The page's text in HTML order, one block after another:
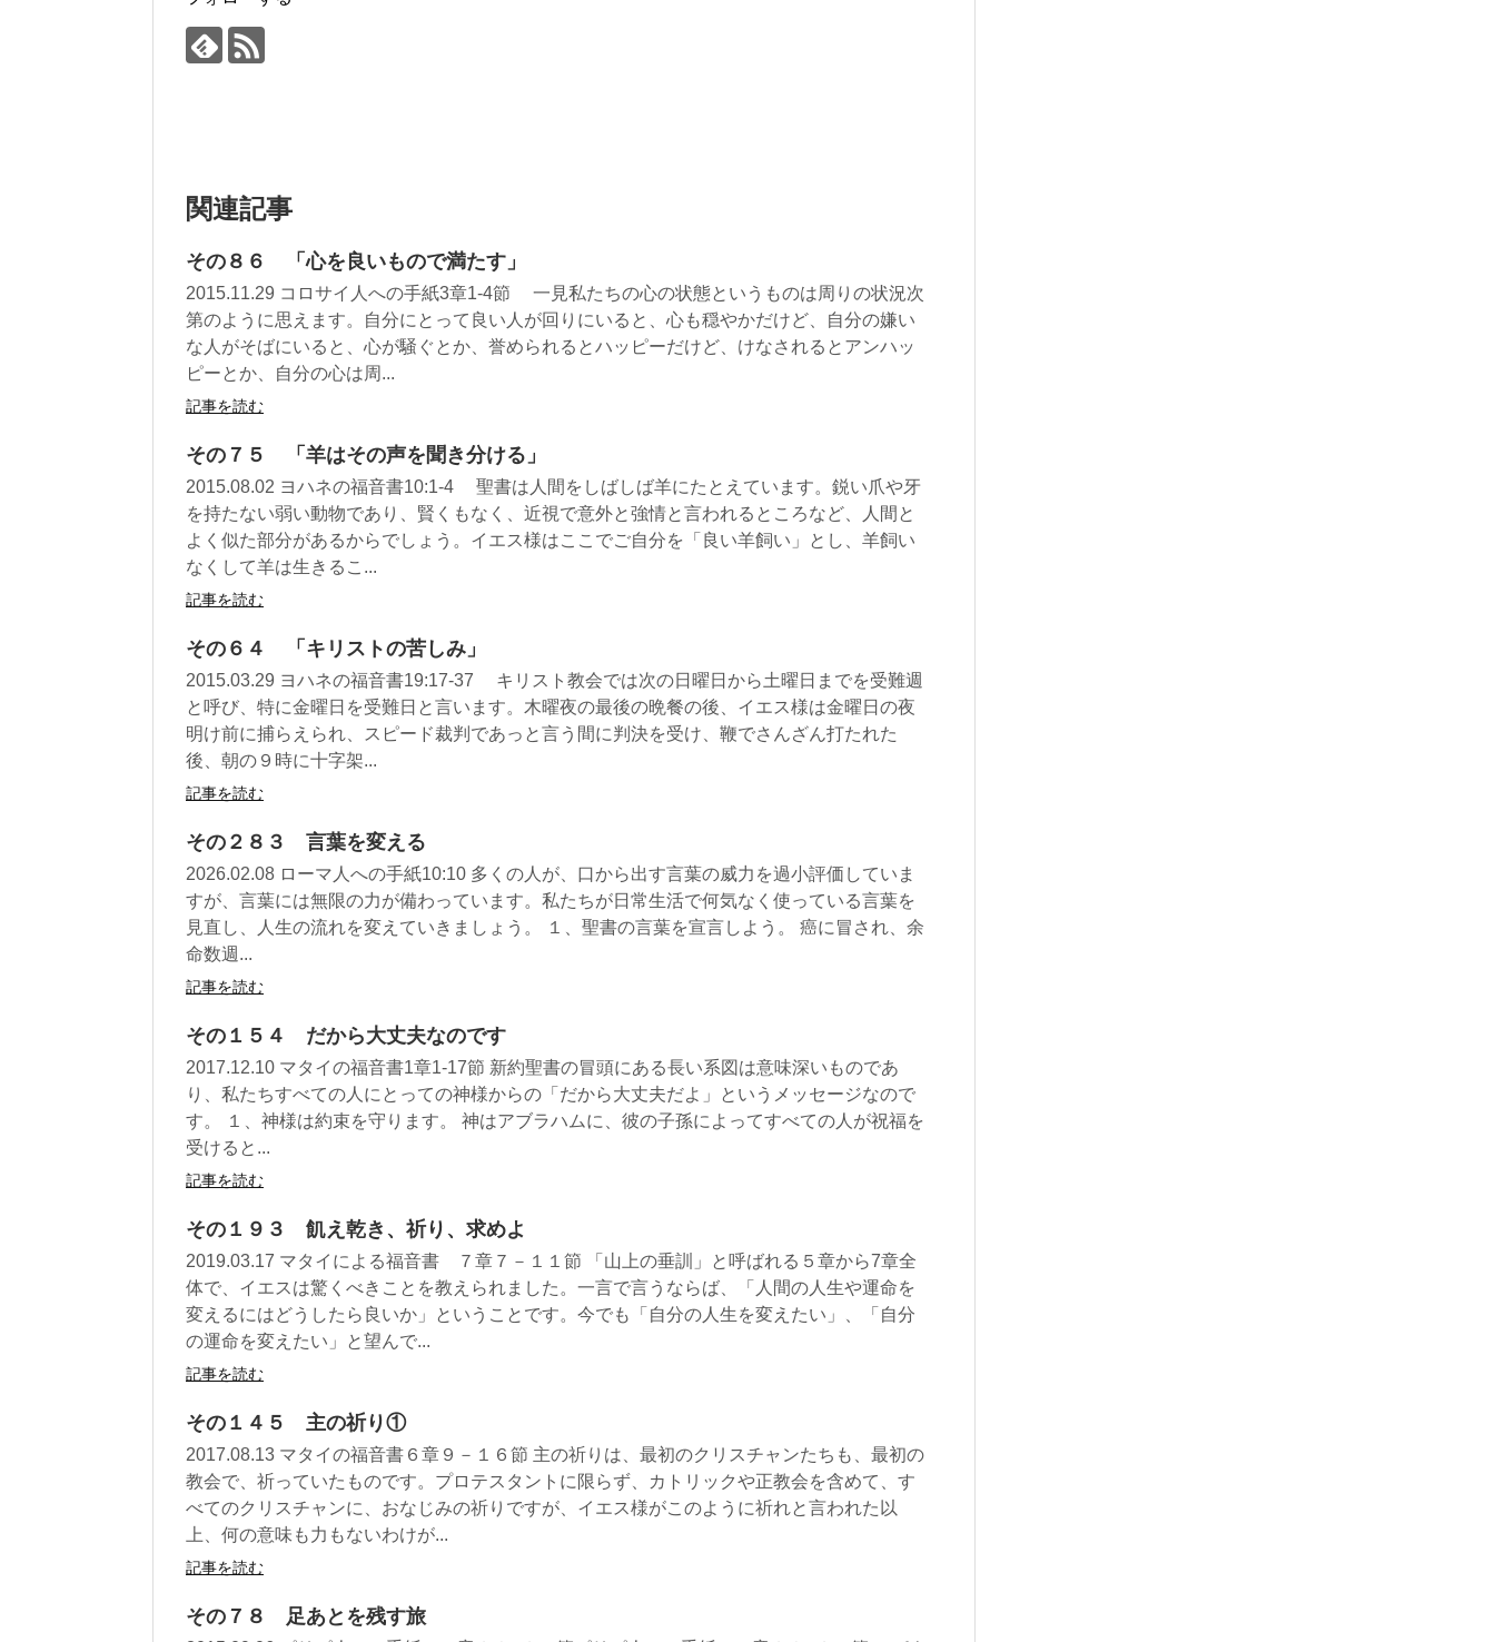
関連記事
その８６ 「心を良いもので満たす」
2015.11.29 コロサイ人への手紙3章1-4節 一見私たちの心の状態というものは周りの状況次
第のように思えます。自分にとって良い人が回りにいると、心も穏やかだけど、自分の嫌い
な人がそばにいると、心が騒ぐとか、誉められるとハッピーだけど、けなされるとアンハッ
ピーとか、自分の心は周...
記事を読む
その７５ 「羊はその声を聞き分ける」
2015.08.02 ヨハネの福音書10:1-4 聖書は人間をしばしば羊にたとえています。鋭い爪や牙
を持たない弱い動物であり、賢くもなく、近視で意外と強情と言われるところなど、人間と
よく似た部分があるからでしょう。イエス様はここでご自分を「良い羊飼い」とし、羊飼い
なくして羊は生きるこ...
記事を読む
その６４ 「キリストの苦しみ」
2015.03.29 ヨハネの福音書19:17-37 キリスト教会では次の日曜日から土曜日までを受難週
と呼び、特に金曜日を受難日と言います。木曜夜の最後の晩餐の後、イエス様は金曜日の夜
明け前に捕らえられ、スピード裁判であっと言う間に判決を受け、鞭でさんざん打たれた
後、朝の９時に十字架...
記事を読む
その２８３ 言葉を変える
2026.02.08 ローマ人への手紙10:10 多くの人が、口から出す言葉の威力を過小評価していま
すが、言葉には無限の力が備わっています。私たちが日常生活で何気なく使っている言葉を
見直し、人生の流れを変えていきましょう。 １、聖書の言葉を宣言しよう。 癌に冒され、余
命数週...
記事を読む
その１５４ だから大丈夫なのです
2017.12.10 マタイの福音書1章1-17節 新約聖書の冒頭にある長い系図は意味深いものであ
り、私たちすべての人にとっての神様からの「だから大丈夫だよ」というメッセージなので
す。 １、神様は約束を守ります。 神はアブラハムに、彼の子孫によってすべての人が祝福を
受けると...
記事を読む
その１９３ 飢え乾き、祈り、求めよ
2019.03.17 マタイによる福音書 ７章７－１１節 「山上の垂訓」と呼ばれる５章から7章全
体で、イエスは驚くべきことを教えられました。一言で言うならば、「人間の人生や運命を
変えるにはどうしたら良いか」ということです。今でも「自分の人生を変えたい」、「自分
の運命を変えたい」と望んで...
記事を読む
その１４５ 主の祈り①
2017.08.13 マタイの福音書６章９－１６節 主の祈りは、最初のクリスチャンたちも、最初の
教会で、祈っていたものです。プロテスタントに限らず、カトリックや正教会を含めて、す
べてのクリスチャンに、おなじみの祈りですが、イエス様がこのように祈れと言われた以
上、何の意味も力もないわけが...
記事を読む
その７８ 足あとを残す旅